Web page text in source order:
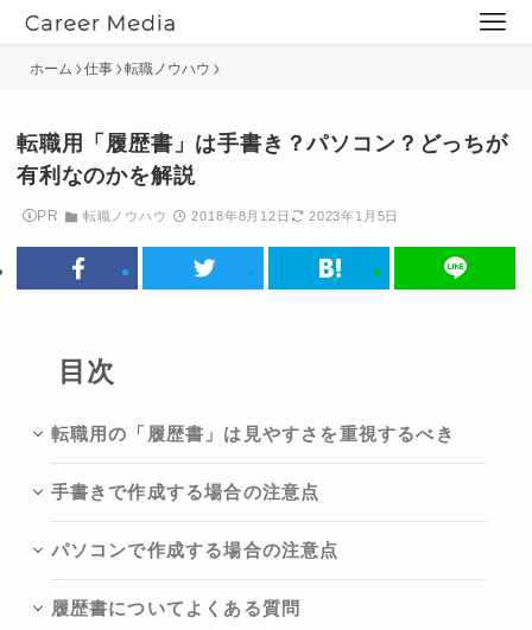
ホーム 仕事 転職ノウハウ
転職用「履歴書」は手書き？パソコン？どっちが
有利なのかを解説
PR 転職ノウハウ 2018年8月12日 2023年1月5日
目次
転職用の「履歴書」は見やすさを重視するべき
手書きで作成する場合の注意点
パソコンで作成する場合の注意点
履歴書についてよくある質問